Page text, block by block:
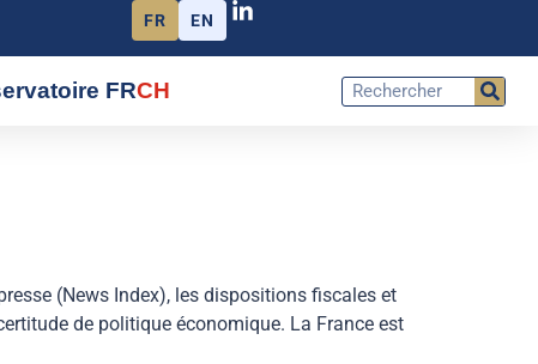
FR EN
FRCH
(News Index), les dispositions fiscales et
de politique économique. La France est